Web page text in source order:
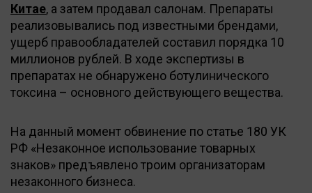
Китае, а затем продавал салонам. Препараты
реализовывались под известными брендами,
ущерб правообладателей составил порядка 10
миллионов рублей. В ходе экспертизы в
препаратах не обнаружено ботулинического
токсина – основного действующего вещества.
На данный момент обвинение по статье 180 УК
РФ «Незаконное использование товарных
знаков» предъявлено троим организаторам
незаконного бизнеса.